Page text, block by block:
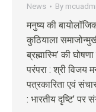
News By
मनुष्य की
कुठियाला
ब्रह्मास्मि’ की
परंपरा : श्री विजय
पत्रकारिता एवं
: भारतीय दृष्टि’